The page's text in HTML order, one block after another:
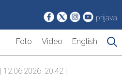
prijava
Foto Video English
| 12.06.2026. 20:42 |